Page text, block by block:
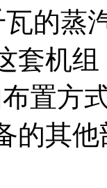
的蒸
套机
置方
的其